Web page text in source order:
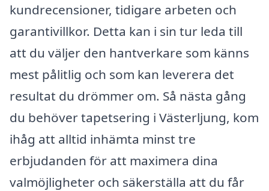
kundrecensioner, tidigare arbeten och
garantivillkor. Detta kan i sin tur leda till
att du väljer den hantverkare som känns
mest pålitlig och som kan leverera det
resultat du drömmer om. Så nästa gång
du behöver tapetsering i Västerljung, kom
ihåg att alltid inhämta minst tre
erbjudanden för att maximera dina
valmöjligheter och säkerställa att du får